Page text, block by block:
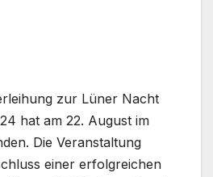
zur Lüner Nacht
hat am 22. August im
Die Veranstaltung
einer erfolgreichen